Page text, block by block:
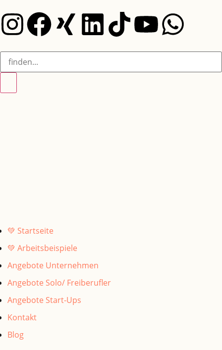
💚 Startseite
💚 Arbeitsbeispiele
Angebote Unternehmen
Angebote Solo/ Freiberufler
Angebote Start-Ups
Kontakt
Blog